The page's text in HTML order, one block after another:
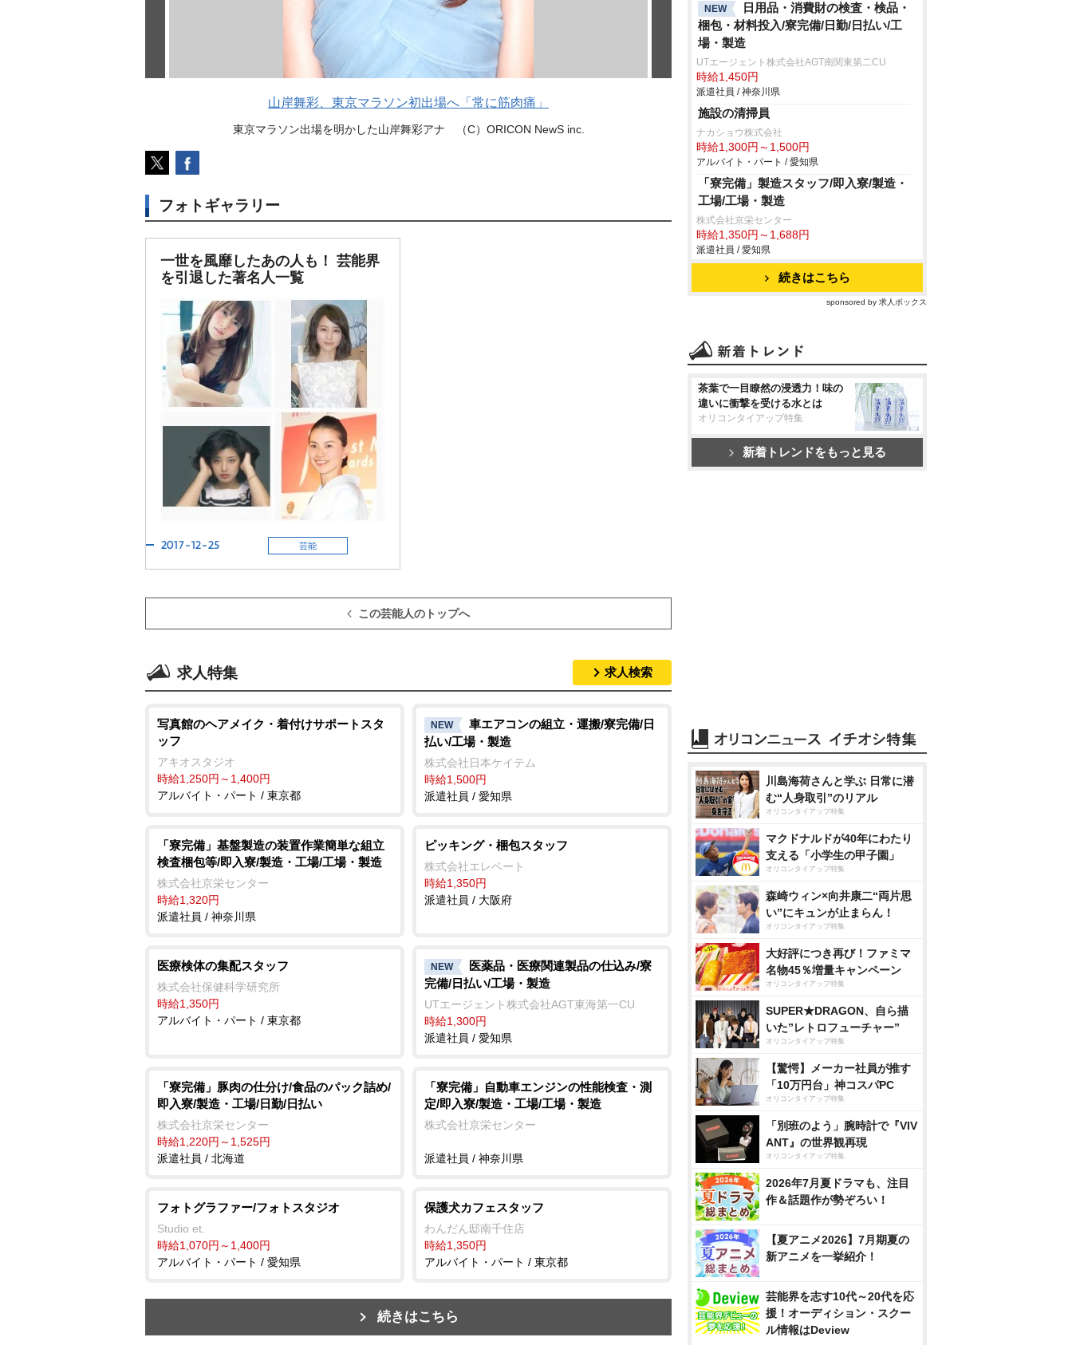
山岸舞彩、東京マラソン初出場へ「常に筋肉痛」
東京マラソン出場を明かした山岸舞彩アナ （C）ORICON NewS inc.
フォトギャラリー
一世を風靡したあの人も！ 芸能界
を引退した著名人一覧
2017-12-25 芸能
この芸能人のトップへ
求人特集 求人検索
写真館のヘアメイク・着付けサポートスタ
ッフ
アキオスタジオ
時給1,250円～1,400円
アルバイト・パート / 東京都
NEW
車エアコンの組立・運搬/寮完備/日
払い/工場・製造
株式会社日本ケイテム
時給1,500円
派遣社員 / 愛知県
「寮完備」基盤製造の装置作業簡単な組立
検査梱包等/即入寮/製造・工場/工場・製造
株式会社京栄センター
時給1,320円
派遣社員 / 神奈川県
ピッキング・梱包スタッフ
株式会社エレベート
時給1,350円
派遣社員 / 大阪府
医療検体の集配スタッフ
株式会社保健科学研究所
時給1,350円
アルバイト・パート / 東京都
NEW
医薬品・医療関連製品の仕込み/寮
完備/日払い/工場・製造
UTエージェント株式会社AGT東海第一CU
時給1,300円
派遣社員 / 愛知県
「寮完備」豚肉の仕分け/食品のパック詰め/
即入寮/製造・工場/日勤/日払い
株式会社京栄センター
時給1,220円～1,525円
派遣社員 / 北海道
「寮完備」自動車エンジンの性能検査・測
定/即入寮/製造・工場/工場・製造
株式会社京栄センター
派遣社員 / 神奈川県
フォトグラファー/フォトスタジオ
Studio et.
時給1,070円～1,400円
アルバイト・パート / 愛知県
保護犬カフェスタッフ
わんだん邸南千住店
時給1,350円
アルバイト・パート / 東京都
続きはこちら
NEW
日用品・消費財の検査・検品・
梱包・材料投入/寮完備/日勤/日払い/工
場・製造
UTエージェント株式会社AGT南関東第二CU
時給1,450円
派遣社員 / 神奈川県
施設の清掃員
ナカショウ株式会社
時給1,300円～1,500円
アルバイト・パート / 愛知県
「寮完備」製造スタッフ/即入寮/製造・
工場/工場・製造
株式会社京栄センター
時給1,350円～1,688円
派遣社員 / 愛知県
続きはこちら
sponsored by 求人ボックス
茶葉で一目瞭然の浸透力！味の
違いに衝撃を受ける水とは
オリコンタイアップ特集
新着トレンドをもっと見る
川島海荷さんと学ぶ 日常に潜
む“人身取引”のリアル
オリコンタイアップ特集
マクドナルドが40年にわたり
支える「小学生の甲子園」
オリコンタイアップ特集
森崎ウィン×向井康二“両片思
い”にキュンが止まらん！
オリコンタイアップ特集
大好評につき再び！ファミマ
名物45％増量キャンペーン
オリコンタイアップ特集
SUPER★DRAGON、自ら描
いた”レトロフューチャー”
オリコンタイアップ特集
【驚愕】メーカー社員が推す
「10万円台」神コスパPC
オリコンタイアップ特集
「別班のよう」腕時計で『VIV
ANT』の世界観再現
オリコンタイアップ特集
2026年7月夏ドラマも、注目
作＆話題作が勢ぞろい！
【夏アニメ2026】7月期夏の
新アニメを一挙紹介！
芸能界を志す10代～20代を応
援！オーディション・スクー
ル情報はDeview